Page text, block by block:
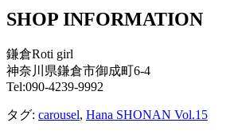
SHOP INFORMATION
鎌倉Roti girl
神奈川県鎌倉市御成町6-4
Tel:090-4239-9992
タグ: carousel, Hana SHONAN Vol.15